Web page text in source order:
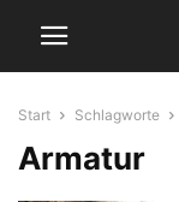
Start Schlagworte
Armatur